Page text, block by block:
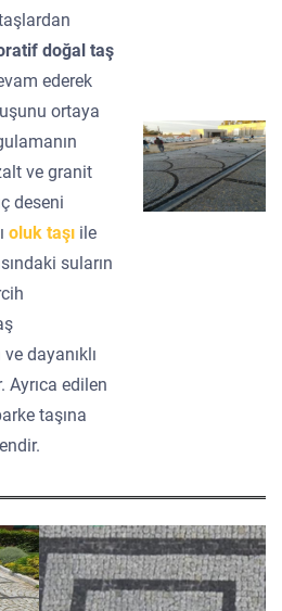
doğal taş
ederek
ortaya
ve granit
deseni
oluk taşı ile
suların
dayanıklı
Ayrıca edilen
taşına